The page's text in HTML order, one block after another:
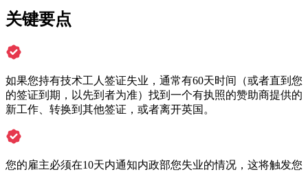
关键要点
如果您持有技术工人签证失业，通常有60天时间（或者直到您
的签证到期，以先到者为准）找到一个有执照的赞助商提供的
新工作、转换到其他签证，或者离开英国。
您的雇主必须在10天内通知内政部您失业的情况，这将触发您